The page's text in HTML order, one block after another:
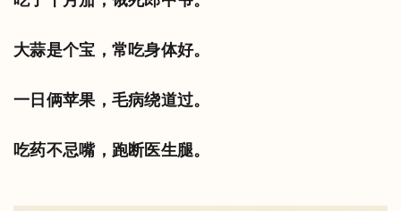
大蒜是个宝，常吃身体好。
一日俩苹果，毛病绕道过。
吃药不忌嘴，跑断医生腿。